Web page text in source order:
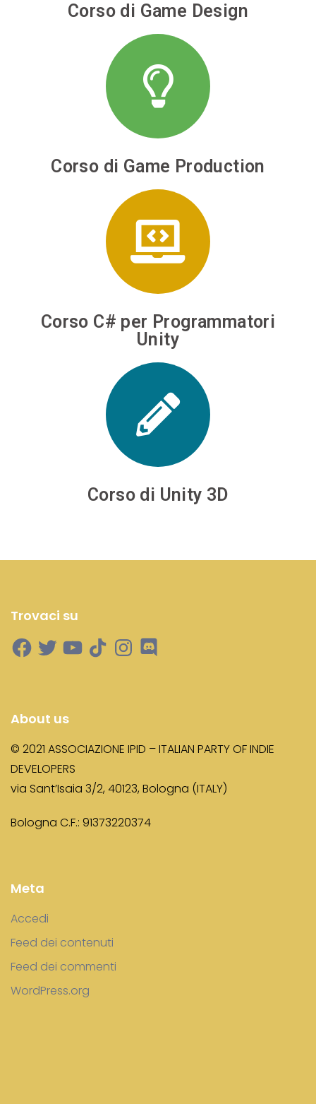
Corso di Game Design
Corso di Game Production
Corso C# per Programmatori
Unity
Corso di Unity 3D
Trovaci su
About us
© 2021 ASSOCIAZIONE IPID – ITALIAN PARTY OF INDIE
DEVELOPERS
via Sant’Isaia 3/2, 40123, Bologna (ITALY)
Bologna C.F.: 91373220374
Meta
Accedi
Feed dei contenuti
Feed dei commenti
WordPress.org